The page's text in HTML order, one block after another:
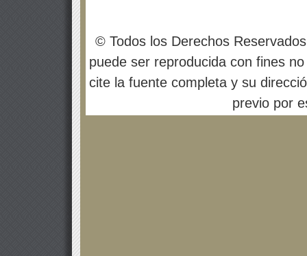
© Todos los Derechos
puede ser reproducida con fines
cite la fuente completa y su
previo por